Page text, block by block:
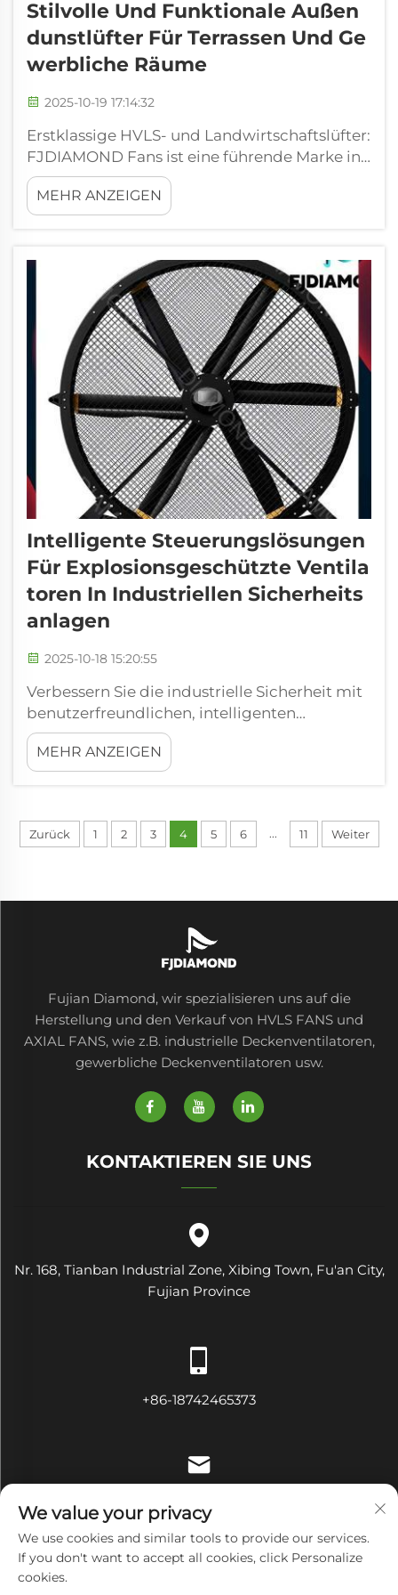
Stilvolle Und Funktionale Außen
Dunstlüfter Für Terrassen Und Ge
Werbliche Räume
2025-10-19 17:14:32
Erstklassige HVLS- und Landwirtschaftslüfter:
FJDIAMOND Fans ist eine führende Marke in
der Industrie für industrielle und
landwirtschaftliche Lüfter, insbesondere
High-Volume-Low-Speed-(HVLS)-Lüfter. Wir
hoher Qualität und günstigen Preisen. Wir
verwenden die modernste Ausrüstung, und...
MEHR ANZEIGEN
Intelligente Steuerungslösungen
Für Explosionsgeschützte Ventila
Toren In Industriellen Sicherheits
Anlagen
2025-10-18 15:20:55
Verbessern Sie die industrielle Sicherheit mit
benutzerfreundlichen, intelligenten
Steuerungslösungen. Diese
hochentwickelten Steuerungen vereinfachen
die Überwachung und Bedienung der
und Sicherheit in industriellen Umgebungen
entscheidend ist. Durch die
MEHR ANZEIGEN
Zurück 1 2 3 4 5 6 ... 11 Weiter
Fujian Diamond, wir spezialisieren uns auf die
Herstellung und den Verkauf von HVLS FANS und
AXIAL FANS, wie z.B. industrielle Deckenventilatoren,
gewerbliche Deckenventilatoren usw.
KONTAKTIEREN SIE UNS
Nr. 168, Tianban Industrial Zone, Xibing Town, Fu'an City,
Fujian Province
+86-18742465373
Copyright © Fujian Diamond Electrical and Mechanical
We value your privacy
We use cookies and similar tools to provide our services.
If you don't want to accept all cookies, click Personalize
cookies.